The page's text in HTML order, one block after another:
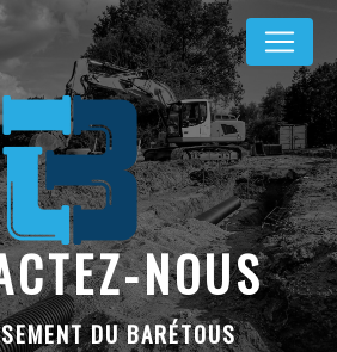
NOUS
DU BARÉTOUS
cookies